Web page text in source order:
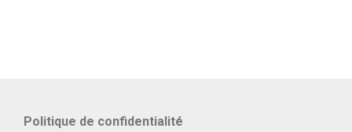
Politique de confidentialité